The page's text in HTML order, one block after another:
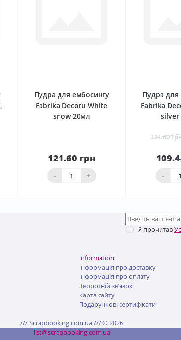
Пудра для ембосингу
Fabrika Decoru White
snow 20мл
121.60 грн
- +
Нема в наявності
Пудра для
Fabrika
silver
121.60 грн
-
Я прочитав
Information
Інформація про доставку
Інформація про оплату
Зворотній зв’язок
Карта сайту
Подарункові сертифікати
/// Scrapbooking.com.ua /// © 2026
list@scrapbooking.com.ua